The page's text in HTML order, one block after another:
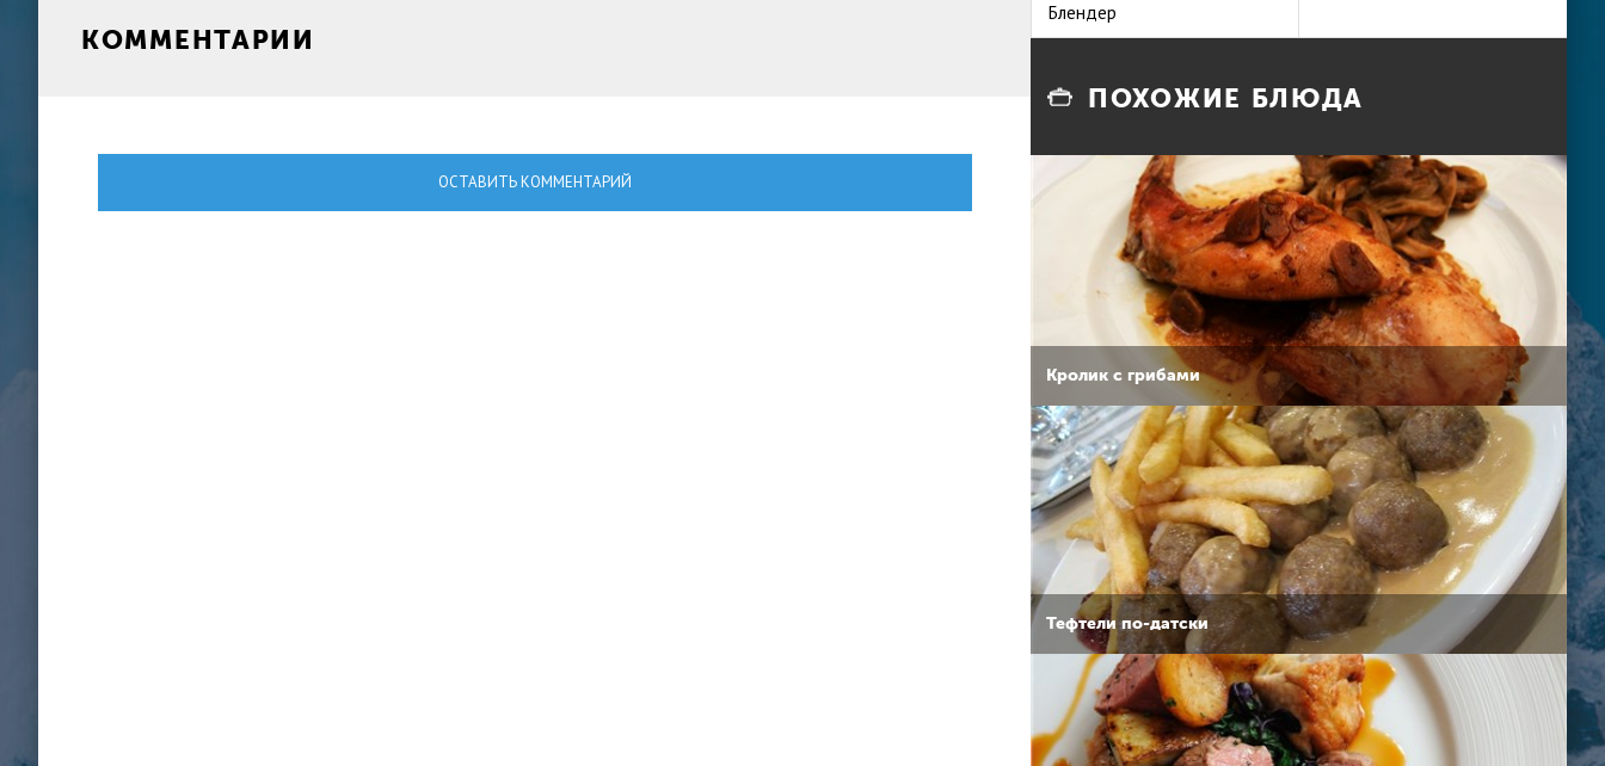
КОММЕНТАРИИ
ОСТАВИТЬ КОММЕНТАРИЙ
Блендер
ПОХОЖИЕ БЛЮДА
Кролик с грибами
Тефтели по-датски